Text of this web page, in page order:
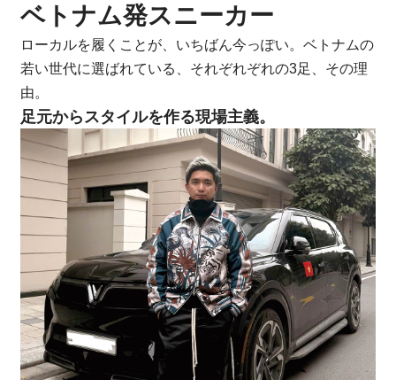
ベトナム発スニーカー
ローカルを履くことが、いちばん今っぽい。ベトナムの
若い世代に選ばれている、それぞれぞれの3足、その理
由。
足元からスタイルを作る現場主義。